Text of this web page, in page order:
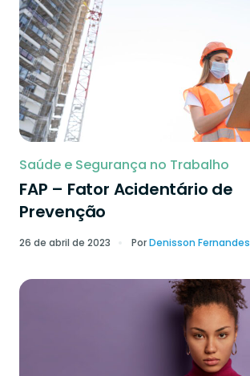
Saúde e Segurança no Trabalho
FAP – Fator Acidentário de
Prevenção
26 de abril de 2023 PorDenisson Fernandes